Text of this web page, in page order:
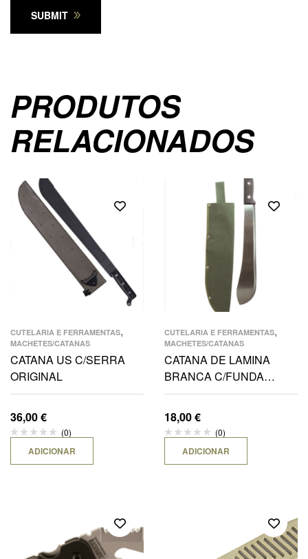
SUBMIT
PRODUTOS
RELACIONADOS
CUTELARIA E FERRAMENTAS,
MACHETES/CATANAS
CATANA US C/SERRA
ORIGINAL
36,00€
(0)
ADICIONAR
CUTELARIA E FERRAMENTAS,
MACHETES/CATANAS
CATANA DE LAMINA
BRANCA C/FUNDA
VERDE LONA 48CM
18,00€
(0)
ADICIONAR